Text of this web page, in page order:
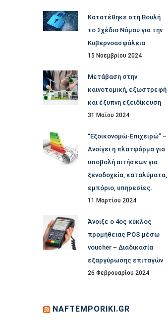
Κατατέθηκε στη Βουλή
το Σχέδιο Νόμου για την
Κυβερνοασφάλεια
15 Νοεμβρίου 2024
Μετάβαση στην
καινοτομική, εξωστρεφή
και έξυπνη εξειδίκευση
31 Μαΐου 2024
“Εξοικονομώ-Επιχειρώ” –
Ανοίγει η πλατφόρμα για
υποβολή αιτήσεων για
ξενοδοχεία, καταλύματα,
εμπόριο, υπηρεσίες.
11 Μαρτίου 2024
Άνοιξε ο 4ος κύκλος
προμήθειας POS μέσω
voucher – Διαδικασία
εξαργύρωσης επιταγών
26 Φεβρουαρίου 2024
NAFTEMPORIKI.GR